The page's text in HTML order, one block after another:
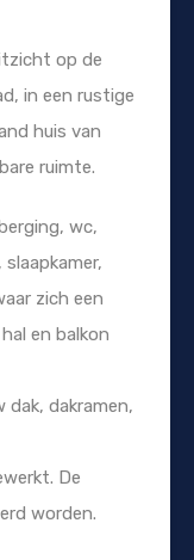
op de
in een rustige
huis van
ruimte.
wc,
zich een
en balkon
dak, dakramen,
De
worden.